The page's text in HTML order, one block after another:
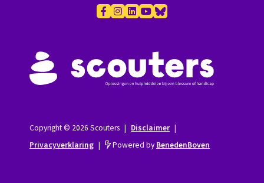
Copyright © 2026 Scouters | Disclaimer |
Privacyverklaring | Powered by BenedenBoven